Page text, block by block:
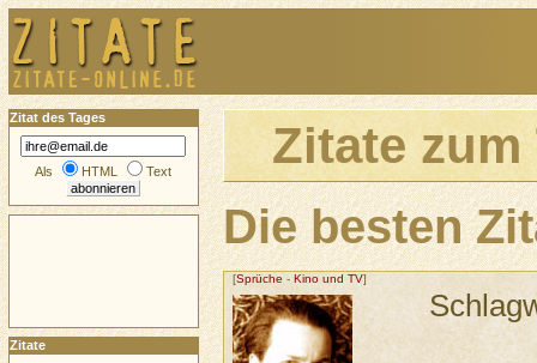
Zitate
Die besten
[Sprüche - Kino und TV]
Zitat des Tages
Als HTML Text
Zitate